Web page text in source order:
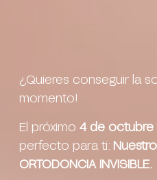
¿Quieres conseguir la
momento!
El próximo 4 de octubre
perfecto para ti:
ORTODONCIA INVISIBLE.